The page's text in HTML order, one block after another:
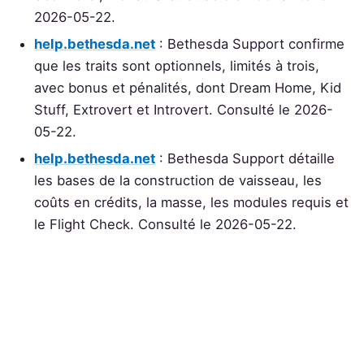
2026-05-22.
help.bethesda.net : Bethesda Support confirme
que les traits sont optionnels, limités à trois,
avec bonus et pénalités, dont Dream Home, Kid
Stuff, Extrovert et Introvert. Consulté le 2026-
05-22.
help.bethesda.net : Bethesda Support détaille
les bases de la construction de vaisseau, les
coûts en crédits, la masse, les modules requis et
le Flight Check. Consulté le 2026-05-22.